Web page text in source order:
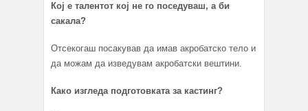
Кој е талентот кој не го поседуваш, а би
сакала?
Отсекогаш посакував да имав акробатско тело и
да можам да изведувам акробатски вештини.
Како изгледа подготовката за кастинг?